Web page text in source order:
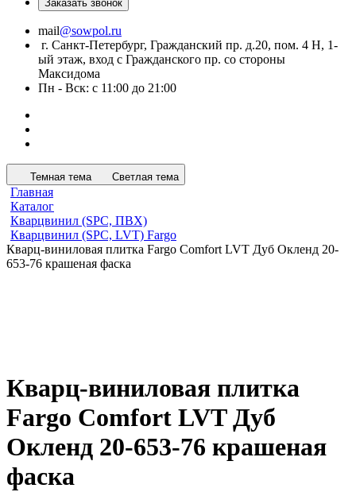
Заказать звонок
mail@sowpol.ru
г. Санкт-Петербург, Гражданский пр. д.20, пом. 4 Н, 1-
ый этаж, вход с Гражданского пр. со стороны
Максидома
Пн - Вск: с 11:00 до 21:00
Темная тема Светлая тема
Главная
Каталог
Кварцвинил (SPC, ПВХ)
Кварцвинил (SPC, LVT) Fargo
Кварц-виниловая плитка Fargo Comfort LVT Дуб Окленд 20-
653-76 крашеная фаска
Кварц-виниловая плитка
Fargo Comfort LVT Дуб
Окленд 20-653-76 крашеная
фаска